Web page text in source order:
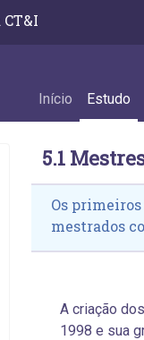
Início Estudo
5.1
Os
mestrados
A criação
1998 e sua